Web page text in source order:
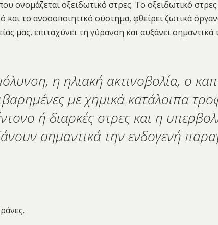
ονομάζεται οξειδωτικό στρες. Το οξειδωτικό
και το ανοσοποιητικό σύστημα, φθείρει ζωτικά
μας, επιταχύνει τη γύρανση και αυξάνει σημαντικά
η ηλιακή ακτινοβολία, ο
με χημικά κατάλοιπα
ή διαρκές στρες και η
σημαντικά την ενδογενή